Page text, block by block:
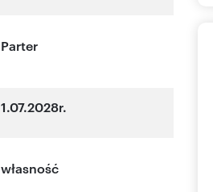
Parter
1.07.2028r.
własność